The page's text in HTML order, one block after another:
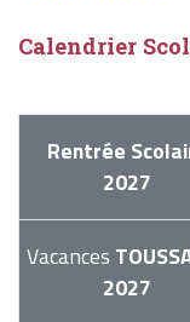
Calendrier
Rentrée
2027
Vacances
2027